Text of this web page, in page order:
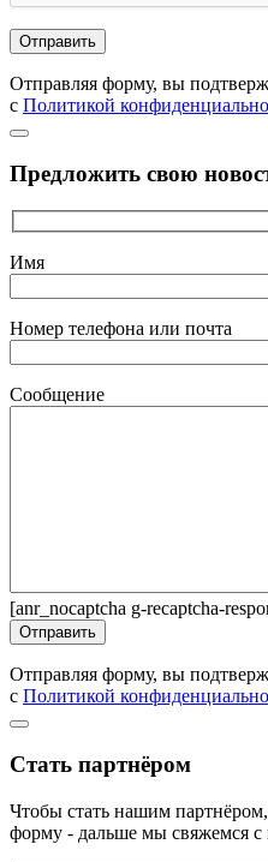
Отправляя форму, вы
с Политикой
Предложить свою
Имя
Номер телефона или почта
Сообщение
[anr_nocaptcha g-recaptcha-
Отправляя форму, вы
с Политикой
Стать партнёром
Чтобы стать нашим
форму - дальше мы свяжемся с